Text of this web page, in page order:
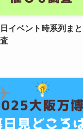
イベント時系列ま